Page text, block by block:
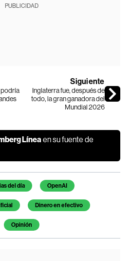
PUBLICIDAD
podría
Siguiente
Inglaterra fue, después de
todo, la gran ganadora del
Mundial 2026
Línea en su fuente de
del día OpenAI
Dinero en efectivo
Opinión